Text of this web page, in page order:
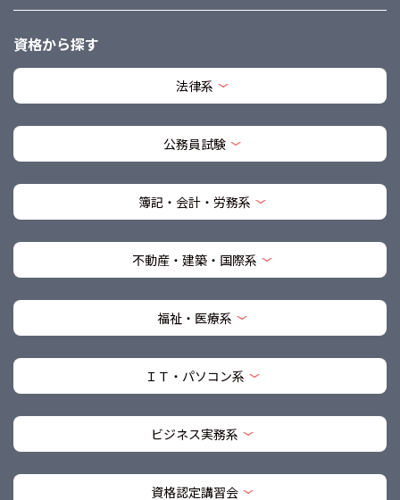
資格から探す
法律系
公務員試験
簿記・会計・労務系
不動産・建築・国際系
福祉・医療系
ＩＴ・パソコン系
ビジネス実務系
資格認定講習会